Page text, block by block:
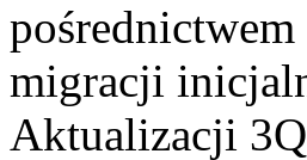
migracji
Aktualizacji